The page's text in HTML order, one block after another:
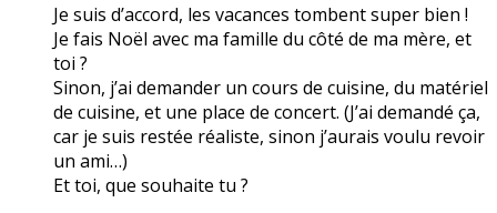
Je suis d’accord, les vacances tombent super bien !
Je fais Noël avec ma famille du côté de ma mère, et
toi ?
Sinon, j’ai demander un cours de cuisine, du matériel
de cuisine, et une place de concert. (J’ai demandé ça,
car je suis restée réaliste, sinon j’aurais voulu revoir
un ami…)
Et toi, que souhaite tu ?